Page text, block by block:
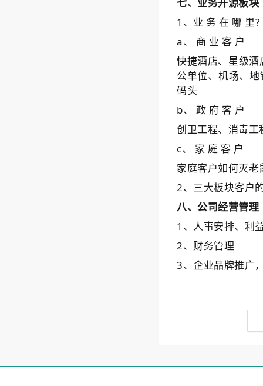
1、 业 务 在 哪 里?
a、
商 业 客 户
快捷酒店、星级
公单位、机场、
码头
b、
政 府 客 户
创卫工程、 消毒工
c、
家 庭 客 户
家庭客户如何灭
2、 三大板块客户
八、公司经营管理
1、人事安排、利
2、财务管理
3、企业品牌推广